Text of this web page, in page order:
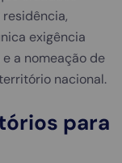
exigência
e a nomeação de
nacional.
para